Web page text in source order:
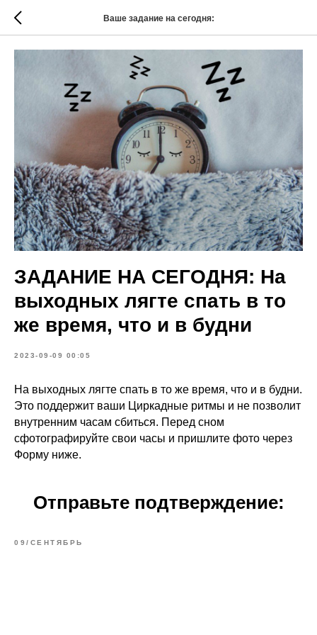
Ваше задание на сегодня:
ЗАДАНИЕ НА СЕГОДНЯ: На
выходных лягте спать в то
же время, что и в будни
2023-09-09 00:05
На выходных лягте спать в то же время, что и в будни.
Это поддержит ваши Циркадные ритмы и не позволит
внутренним часам сбиться. Перед сном
сфотографируйте свои часы и пришлите фото через
Форму ниже.
Отправьте подтверждение:
09/СЕНТЯБРЬ